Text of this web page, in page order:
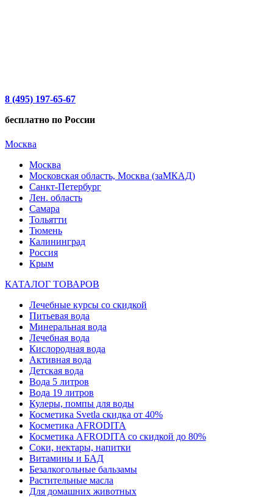
8 (495) 197-65-67
бесплатно по России
Москва
Москва
Московская область, Москва (заМКАД)
Санкт-Петербург
Лен. область
Самара
Тольятти
Тюмень
Калининград
Россия
Крым
КАТАЛОГ ТОВАРОВ
Лечебные курсы со скидкой
Питьевая вода
Минеральная вода
Лечебная вода
Кислородная вода
Активная вода
Детская вода
Вода 5 литров
Вода 19 литров
Кулеры, помпы для воды
Косметика Svetla скидка от 40%
Косметика AFRODITA
Косметика AFRODITA со скидкой до 80%
Соки, нектары, напитки
Витамины и БАД
Безалкогольные бальзамы
Растительные масла
Для домашних животных